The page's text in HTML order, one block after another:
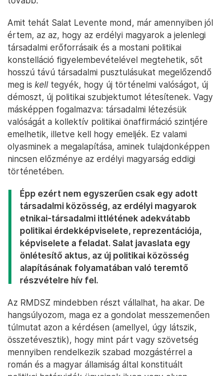
Amit tehát Salat Levente mond, már amennyiben jól
értem, az az, hogy az erdélyi magyarok a jelenlegi
társadalmi erőforrásaik és a mostani politikai
konstelláció figyelembevételével megtehetik, sőt
hosszú távú társadalmi pusztulásukat megelőzendő
meg is kell tegyék, hogy új történelmi valóságot, új
démoszt, új politikai szubjektumot létesítenek. Vagy
másképpen fogalmazva: társadalmi létezésük
valóságát a kollektív politikai önaffirmáció szintjére
emelhetik, illetve kell hogy emeljék. Ez valami
olyasminek a megalapítása, aminek tulajdonképpen
nincsen előzménye az erdélyi magyarság eddigi
történetében.
Épp ezért nem egyszerűen csak egy adott
társadalmi közösség, az erdélyi magyarok
etnikai-társadalmi ittlétének adekvátabb
politikai érdekképviselete, reprezentációja,
képviselete a feladat. Salat javaslata egy
önlétesítő aktus, az új politikai közösség
alapításának folyamatában való teremtő
részvételre hív fel.
Az RMDSZ mindebben részt vállalhat, ha akar. De
hangsúlyozom, maga ez a gondolat messzemenően
túlmutat azon a kérdésen (amellyel, úgy látszik,
összetévesztik), hogy mint párt vagy szövetség
mennyiben rendelkezik szabad mozgástérrel a
román és a magyar államiság által konstituált